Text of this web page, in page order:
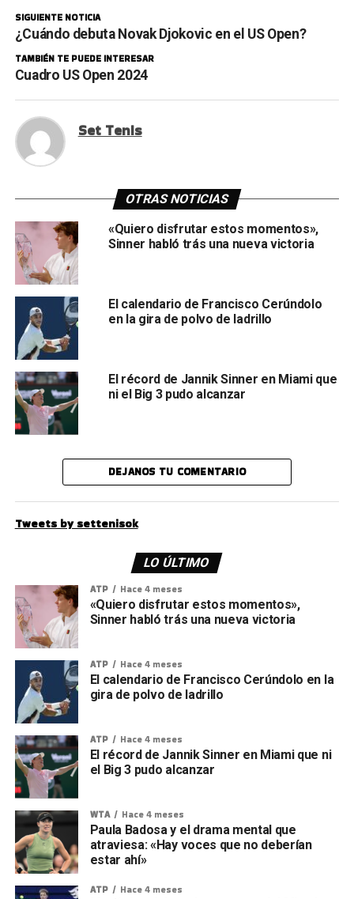
SIGUIENTE NOTICIA
¿Cuándo debuta Novak Djokovic en el US Open?
TAMBIÉN TE PUEDE INTERESAR
Cuadro US Open 2024
Set Tenis
OTRAS NOTICIAS
«Quiero disfrutar estos momentos»,
Sinner habló trás una nueva victoria
El calendario de Francisco Cerúndolo
en la gira de polvo de ladrillo
El récord de Jannik Sinner en Miami que
ni el Big 3 pudo alcanzar
DEJANOS TU COMENTARIO
Tweets by settenisok
LO ÚLTIMO
ATP Hace 4 meses
«Quiero disfrutar estos momentos»,
Sinner habló trás una nueva victoria
ATP Hace 4 meses
El calendario de Francisco Cerúndolo en la
gira de polvo de ladrillo
ATP Hace 4 meses
El récord de Jannik Sinner en Miami que ni
el Big 3 pudo alcanzar
WTA Hace 4 meses
Paula Badosa y el drama mental que
atraviesa: «Hay voces que no deberían
estar ahí»
ATP Hace 4 meses